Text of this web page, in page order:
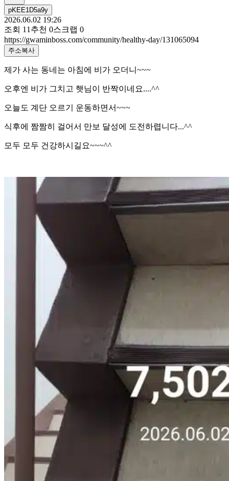
pKEE1D5a9y
2026.06.02 19:26
조회 11 추천 0스크랩 0
https://gwaminboss.com/community/healthy-day/131065094
주소복사
제가 사는 동네는 아침에 비가 오더니~~~
오후엔 비가 그치고 햇님이 반짝이네요....^^
오늘도 계단 오르기 운동하면서~~~
식후에 짬짬히 걸어서 만보 달성에 도전하렵니다...^^
모두 모두 건강하시길요~~~^^